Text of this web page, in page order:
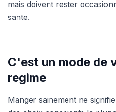
mais doivent rester
sante.
C'est un mode de
regime
Manger sainement ne